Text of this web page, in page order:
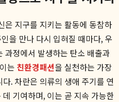
은 지구를 지키는 활동에 동참하
을 만나 다시 입혀질 때마다, 우
과정에서 발생하는 탄소 배출과
는 친환경패션을 실천하는 가장
. 차란은 의류의 생애 주기를 연
기여하며, 이는 곧 지속 가능한